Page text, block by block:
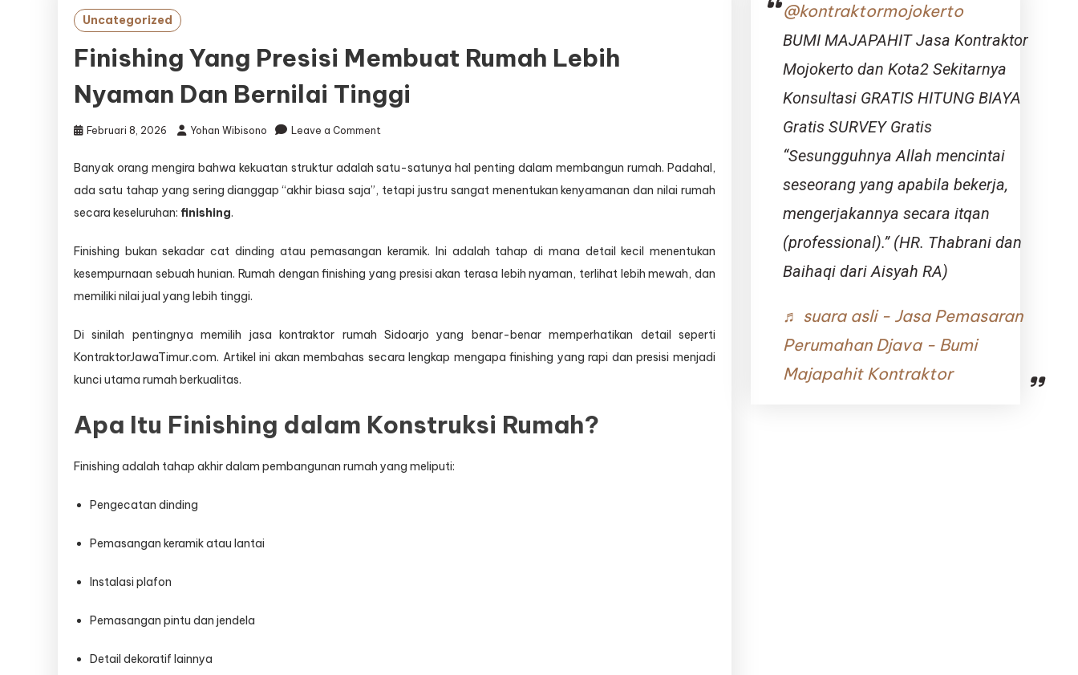
Uncategorized
Finishing Yang Presisi Membuat Rumah Lebih
Nyaman Dan Bernilai Tinggi
Februari 8, 2026 Yohan Wibisono Leave a Comment
Membuat
Nyaman
Bernilai
Banyak orang mengira bahwa kekuatan struktur adalah satu-satunya hal penting dalam membangun rumah. Padahal,
ada satu tahap yang sering dianggap “akhir biasa saja”, tetapi justru sangat menentukan kenyamanan dan nilai rumah
secara keseluruhan: finishing.
Finishing bukan sekadar cat dinding atau pemasangan keramik. Ini adalah tahap di mana detail kecil menentukan
kesempurnaan sebuah hunian. Rumah dengan finishing yang presisi akan terasa lebih nyaman, terlihat lebih mewah, dan
memiliki nilai jual yang lebih tinggi.
Di sinilah pentingnya memilih jasa kontraktor rumah Sidoarjo yang benar-benar memperhatikan detail seperti
KontraktorJawaTimur.com. Artikel ini akan membahas secara lengkap mengapa finishing yang rapi dan presisi menjadi
kunci utama rumah berkualitas.
Apa Itu Finishing dalam Konstruksi Rumah?
Finishing adalah tahap akhir dalam pembangunan rumah yang meliputi:
Pengecatan dinding
Pemasangan keramik atau lantai
Instalasi plafon
Pemasangan pintu dan jendela
Detail dekoratif lainnya
@kontraktormojokerto
BUMI MAJAPAHIT Jasa Kontraktor
Mojokerto dan Kota2 Sekitarnya
Konsultasi GRATIS HITUNG BIAYA
Gratis SURVEY Gratis
“Sesungguhnya Allah mencintai
seseorang yang apabila bekerja,
mengerjakannya secara itqan
(professional).” (HR. Thabrani dan
Baihaqi dari Aisyah RA)
♬ suara asli - Jasa Pemasaran
Perumahan Djava - Bumi
Majapahit Kontraktor